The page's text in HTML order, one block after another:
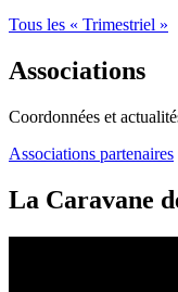
Tous les « Trimestriel »
Associations
Coordonnées et
Associations partenaires
La Caravane